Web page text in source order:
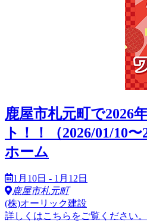
鹿屋市札元町で2026
ト！！（2026/01/10
ホーム
1月10日 - 1月12日
鹿屋市札元町
(株)オーリック建設
詳しくはこちらをご覧ください